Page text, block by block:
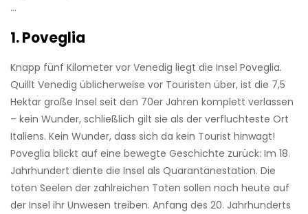
…
1. Poveglia
Knapp fünf Kilometer vor Venedig liegt die Insel Poveglia.
Quillt Venedig üblicherweise vor Touristen über, ist die 7,5
Hektar große Insel seit den 70er Jahren komplett verlassen
– kein Wunder, schließlich gilt sie als der verfluchteste Ort
Italiens. Kein Wunder, dass sich da kein Tourist hinwagt!
Poveglia blickt auf eine bewegte Geschichte zurück: Im 18.
Jahrhundert diente die Insel als Quarantänestation. Die
toten Seelen der zahlreichen Toten sollen noch heute auf
der Insel ihr Unwesen treiben. Anfang des 20. Jahrhunderts